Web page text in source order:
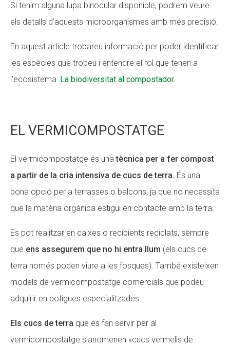
Si tenim alguna lupa binocular disponible, podrem veure
els detalls d’aquests microorganismes amb més precisió.
En aquest article trobareu informació per poder identificar
les espècies que trobeu i entendre el rol que tenen a
l’ecosistema: La biodiversitat al compostador.
EL VERMICOMPOSTATGE
El vermicompostatge és unatècnica per a fer compost
a partir de la cria intensiva de cucs de terra. És una
bona opció per a terrasses o balcons, ja que no necessita
que la matèria orgànica estigui en contacte amb la terra.
Es pot realitzar en caixes o recipients reciclats, sempre
que ens assegurem que no hi entra llum (els cucs de
terra només poden viure a les fosques). També existeixen
models de vermicompostatge comercials que podeu
adquirir en botigues especialitzades.
Els cucs de terra que es fan servir per al
vermicompostatge s’anomenen «cucs vermells de